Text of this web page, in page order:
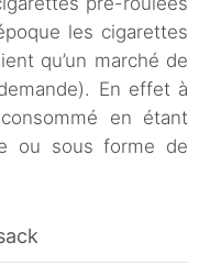
les cigarettes
qu’un marché de
En effet à
en étant
ou sous forme de